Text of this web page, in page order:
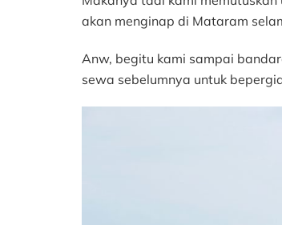
akan menginap di Mataram
Anw, begitu kami sampai
sewa sebelumnya untuk